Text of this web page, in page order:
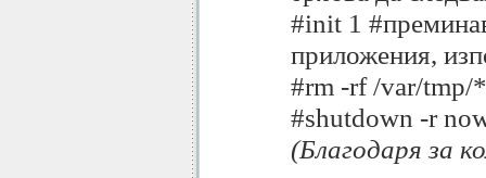
#init 1
приложения,
#rm -rf /var/tmp/
#shutdown -r
(Благодаря за